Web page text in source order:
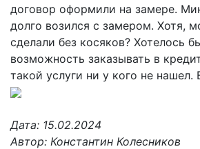
договор оформили на замере.
долго возился с замером. Хотя,
сделали без косяков? Хотелось
возможность заказывать в
такой услуги ни у кого не нашел.
Дата: 15.02.2024
Автор: Константин Колесников